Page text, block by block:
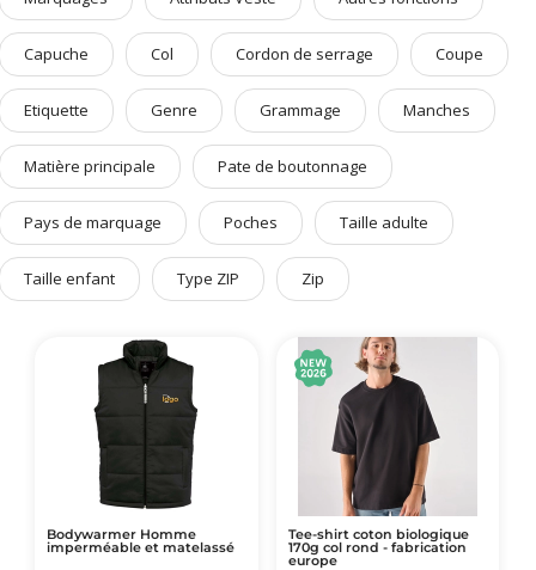
Art de Vivre à la Française
Plantes et Graines
Bien être & Sécurité
Sports, loisirs & jouets
Accessoires Auto & Vélo
PLV & Mobiliers Pub
Packaging sur-mesure
Temps Forts de l'Année
Capuche Col Cordon de serrage Coupe
Etiquette Genre Grammage Manches
Matière principale Pate de boutonnage
Pays de marquage Poches Taille adulte
Taille enfant Type ZIP Zip
Bodywarmer Homme
imperméable et matelassé
Tee-shirt coton biologique
170g col rond - fabrication
europe